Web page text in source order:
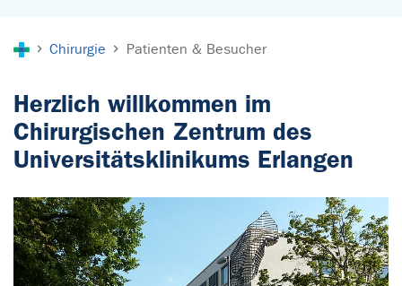
Chirurgie Patienten & Besucher
Herzlich willkommen im
Chirurgischen Zentrum des
Universitätsklinikums Erlangen